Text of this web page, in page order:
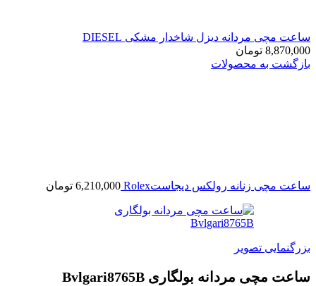
ساعت مچی مردانه دیزل شاخدار مشکی DIESEL
8,870,000 تومان
بازگشت به محصولات
ساعت مچی زنانه رولکس دیجاستRolex 6,210,000 تومان
بزرگنمایی تصویر
ساعت مچی مردانه بولگاری Bvlgari8765B